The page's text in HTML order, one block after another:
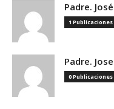
Padre.
1 Publicaciones
Padre.
0 Publicaciones